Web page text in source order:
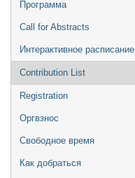
Программа
Call for Abstracts
Интерактивное расписание
Contribution List
Registration
Оргвзнос
Свободное время
Как добраться